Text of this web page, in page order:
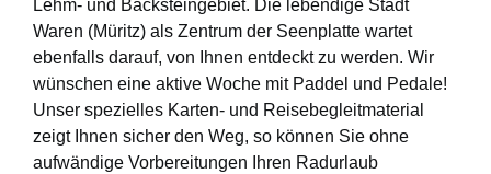
Lehm- und Backsteingebiet. Die lebendige Stadt
Waren (Müritz) als Zentrum der Seenplatte wartet
ebenfalls darauf, von Ihnen entdeckt zu werden. Wir
wünschen eine aktive Woche mit Paddel und Pedale!
Unser spezielles Karten- und Reisebegleitmaterial
zeigt Ihnen sicher den Weg, so können Sie ohne
aufwändige Vorbereitungen Ihren Radurlaub